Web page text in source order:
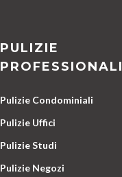
PULIZIE
PROFESSIONALI
Pulizie Condominiali
Pulizie Uffici
Pulizie Studi
Pulizie Negozi